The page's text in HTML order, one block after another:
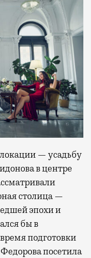
— усадьбу
в центре
столица —
эпохи и
бы в
подготовки
посетила